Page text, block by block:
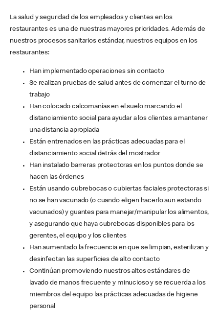
La salud y seguridad de los empleados y clientes en los
restaurantes es una de nuestras mayores prioridades. Además de
nuestros procesos sanitarios estándar, nuestros equipos en los
restaurantes:
Han implementado operaciones sin contacto
Se realizan pruebas de salud antes de comenzar el turno de
trabajo
Han colocado calcomanías en el suelo marcando el
distanciamiento social para ayudar a los clientes a mantener
una distancia apropiada
Están entrenados en las prácticas adecuadas para el
distanciamiento social detrás del mostrador
Han instalado barreras protectoras en los puntos donde se
hacen las órdenes
Están usando cubrebocas o cubiertas faciales protectoras si
no se han vacunado (o cuando eligen hacerlo aun estando
vacunados) y guantes para manejar/manipular los alimentos,
y asegurando que haya cubrebocas disponibles para los
gerentes, el equipo y los clientes
Han aumentado la frecuencia en que se limpian, esterilizan y
desinfectan las superficies de alto contacto
Continúan promoviendo nuestros altos estándares de
lavado de manos frecuente y minucioso y se recuerda a los
miembros del equipo las prácticas adecuadas de higiene
personal